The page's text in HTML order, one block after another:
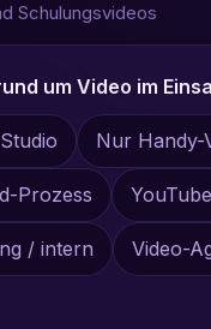
Schulungsvideos
um Video im
Nur Handy-
Prozess
/ intern Video-